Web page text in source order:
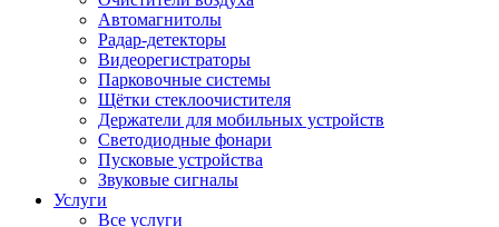
Автомагнитолы
Радар-детекторы
Видеорегистраторы
Парковочные системы
Щётки стеклоочистителя
Держатели для мобильных устройств
Светодиодные фонари
Пусковые устройства
Звуковые сигналы
Услуги
Все услуги